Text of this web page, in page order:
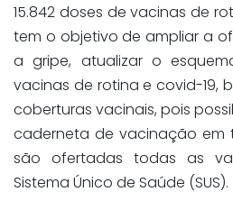
15.842 doses de vacinas de
tem o objetivo de ampliar a
a gripe, atualizar o
vacinas de rotina e covid-19,
coberturas vacinais, pois
caderneta de vacinação em
são ofertadas todas as
Sistema Único de Saúde (SUS).